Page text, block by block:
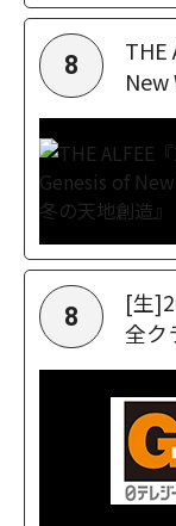
8
THE
New
8
[生
全ク